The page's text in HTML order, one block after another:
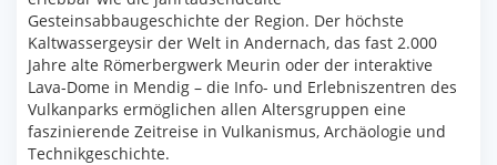
Gesteinsabbaugeschichte der Region. Der höchste
Kaltwassergeysir der Welt in Andernach, das fast 2.000
Jahre alte Römerbergwerk Meurin oder der interaktive
Lava-Dome in Mendig – die Info- und Erlebniszentren des
Vulkanparks ermöglichen allen Altersgruppen eine
faszinierende Zeitreise in Vulkanismus, Archäologie und
Technikgeschichte.